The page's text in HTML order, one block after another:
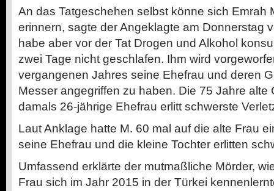
An das Tatgeschehen selbst könne sich Emrah
erinnern, sagte der Angeklagte am Donnerstag
habe aber vor der Tat Drogen und Alkohol
zwei Tage nicht geschlafen. Ihm wird
vergangenen Jahres seine Ehefrau und deren
Messer angegriffen zu haben. Die 75 Jahre alte
damals 26-jährige Ehefrau erlitt schwerste
Laut Anklage hatte M. 60 mal auf die alte Frau
seine Ehefrau und die kleine Tochter erlitten
Umfassend erklärte der mutmaßliche Mörder,
Frau sich im Jahr 2015 in der Türkei